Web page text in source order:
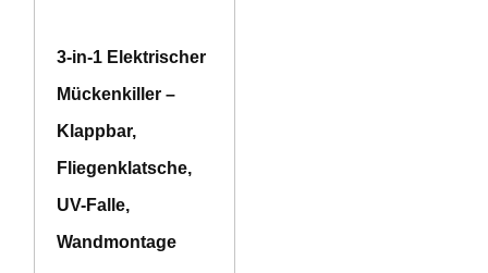
3-in-1 Elektrischer
Mückenkiller –
Klappbar,
Fliegenklatsche,
UV-Falle,
Wandmontage